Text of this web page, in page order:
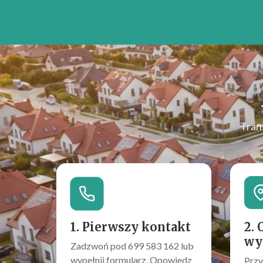
1. Pierwszy kontakt
Zadzwoń pod 699 583 162 lub
wypełnij formularz. Opowiedz
2.